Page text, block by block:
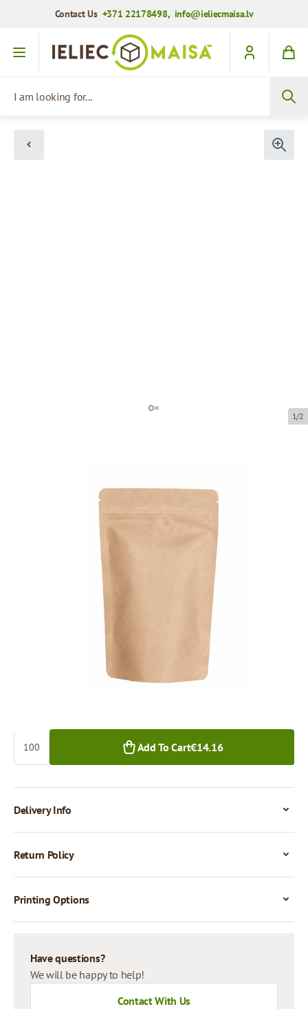
Contact Us +371 22178498, info@ieliecmaisa.lv
Skip to Content
1/2
74110
110 x 65 x 185 mm
Pap50g/Alu7/Pe60
Product can be collected from a pickup point.
Quantity
Add To Cart€14.16
Delivery Info
Return Policy
Printing Options
Have questions?
We will be happy to help!
Contact With Us